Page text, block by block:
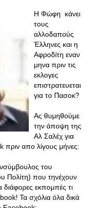
Η Φώφη κάνει
τους
αλλοδαπούς
Έλληνες και η
Αφροδίτη εναν
μηνα πριν τις
εκλογες
επιστρατευεται
για το Πασοκ?
Ας θυμηθούμε
την άποψη της
Αλ Σαλέχ για
πριν απο λίγους μήνες:
του
Πολίτη) που τηνέχουν
διάφορες εκπομπές τι
Τα σχόλια όλα δικά